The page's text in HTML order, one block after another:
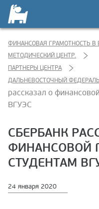
ФИНАНСОВАЯ ГРАМОТНОСТЬ В
МЕТОДИЧЕСКИЙ ЦЕНТР.
ПАРТНЕРЫ ЦЕНТРА
ДАЛЬНЕВОСТОЧНЫЙ
рассказал о
ВГУЭС
СБЕРБАНК
ФИНАНСОВОЙ
СТУДЕНТАМ
24 января 2020